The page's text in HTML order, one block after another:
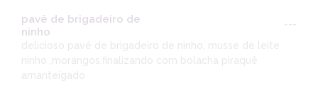
pavê de brigadeiro de
ninho
---
delicioso pavê de brigadeiro de ninho, musse de leite
ninho ,morangos,finalizando com bolacha piraquê